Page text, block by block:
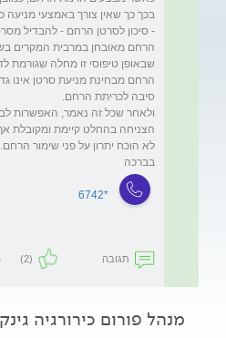
- סיכון לסרטן הרחם - להבדיל
הרחם מאובחן במרבית המקרים
שבאופן טיפוסי זו מחלה שגורמת
הרחם מבחינת מניעת סרטן אינו
ולאחר שכל זה נאמר, האפשרות
הצניחה בהחלט קיימת ומקובלת
בברכה
*6742
תגובה (2)
מנהל פורום כירורגיה